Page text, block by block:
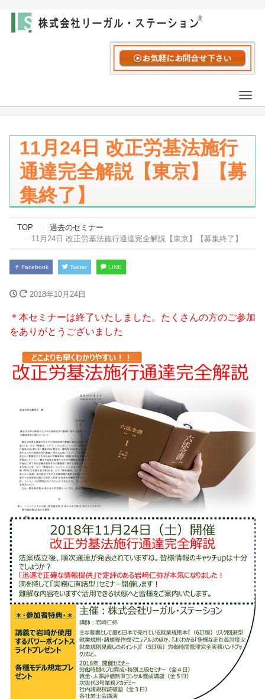
11月24日 改正労基法施行
通達完全解説【東京】【募
集終了】
TOP
過去のセミナー
11月24日 改正労基法施行通達完全解説【東京】【募集終了】
Facebook Twitter LINE
2018年10月24日
＊本セミナーは終了いたしました。たくさんの方のご参加
をありがとうございました